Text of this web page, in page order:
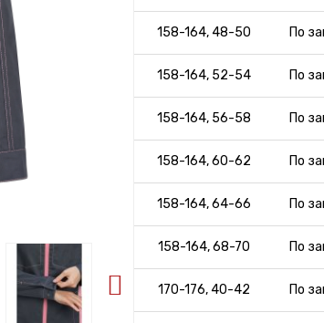
158-164, 48-50 По
158-164, 52-54 По
158-164, 56-58 По
158-164, 60-62 По
158-164, 64-66 По
158-164, 68-70 По
170-176, 40-42 По